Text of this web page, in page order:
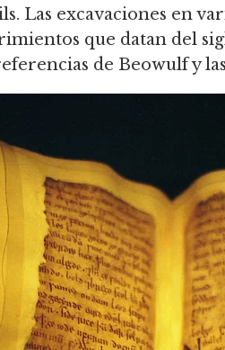
Las excavaciones en
que datan del
de Beowulf y